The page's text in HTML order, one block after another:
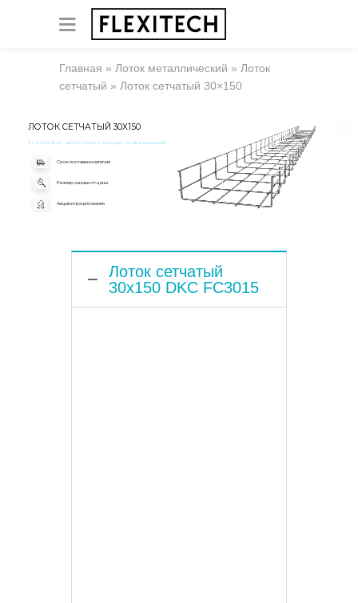
Главная » Лоток металлический » Лоток
сетчатый » Лоток сетчатый 30×150
ЛОТОК СЕТЧАТЫЙ 30X150
Уточняйте дополнительную информацию
Срок поставки и наличие
Размер скидки от цены
Акции и предложения
Лоток сетчатый
30x150 DKC FC3015